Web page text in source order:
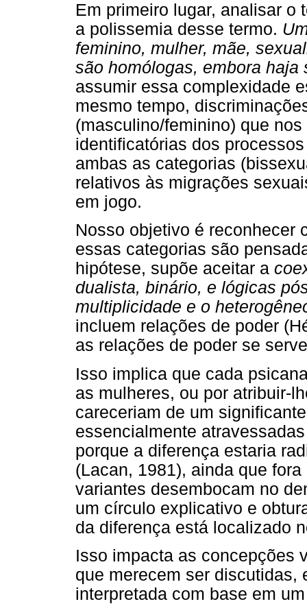
Em primeiro lugar, analisar o
a polissemia desse termo.
feminino, mulher, mãe,
são homólogas, embora
assumir essa complexidade
mesmo tempo,
(masculino/feminino) que
identificatórias dos
ambas as categorias
relativos às migrações
em jogo.
Nosso objetivo é reconhecer
essas categorias são
hipótese, supõe aceitar a
dualista, binário, e lógicas
multiplicidade e o
incluem relações de poder
as relações de poder se
Isso implica que cada
as mulheres, ou por atribuir-
careceriam de um
essencialmente
porque a diferença estaria
(Lacan, 1981), ainda que
variantes desembocam no
um círculo explicativo e
da diferença está localizado
Isso impacta as concepções
que merecem ser discutidas,
interpretada com base em